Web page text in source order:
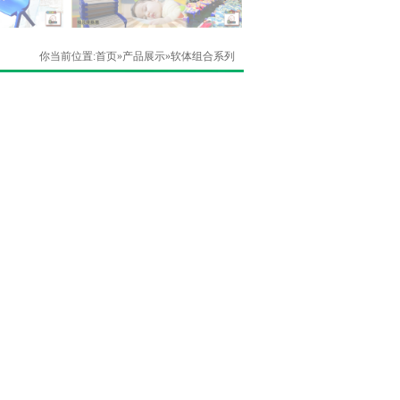
你当前位置:首页»产品展示»软体组合系列